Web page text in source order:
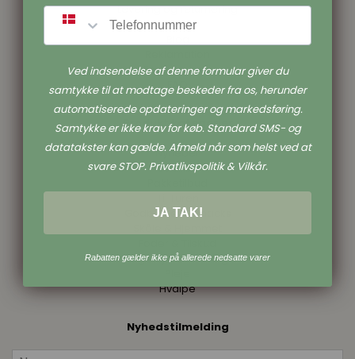
Levering og returnering
Cookies
Foder guiden
FAQ
Produkt kategorier
Nyheder
UDSALG
Godbidder & Snacks
Legetøj & Aktivering
Hvalpe
Nyhedstilmelding
SMS
Ved indsendelse af denne formular giver du
samtykke til at modtage beskeder fra os, herunder
automatiserede opdateringer og markedsføring.
Samtykke er ikke krav for køb. Standard SMS- og
datatakster kan gælde. Afmeld når som helst ved at
svare STOP. Privatlivspolitik & Vilkår.
JA TAK!
Rabatten gælder ikke på allerede nedsatte varer